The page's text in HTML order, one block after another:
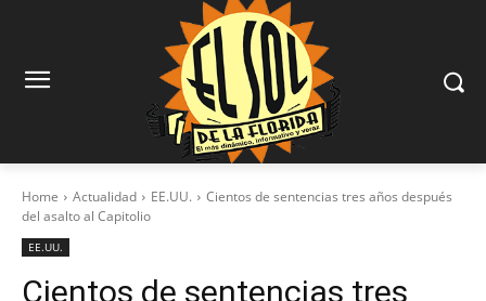
Home Actualidad EE.UU.
Cientos de sentencias tres años después
del asalto al Capitolio
EE.UU.
Cientos de sentencias tres